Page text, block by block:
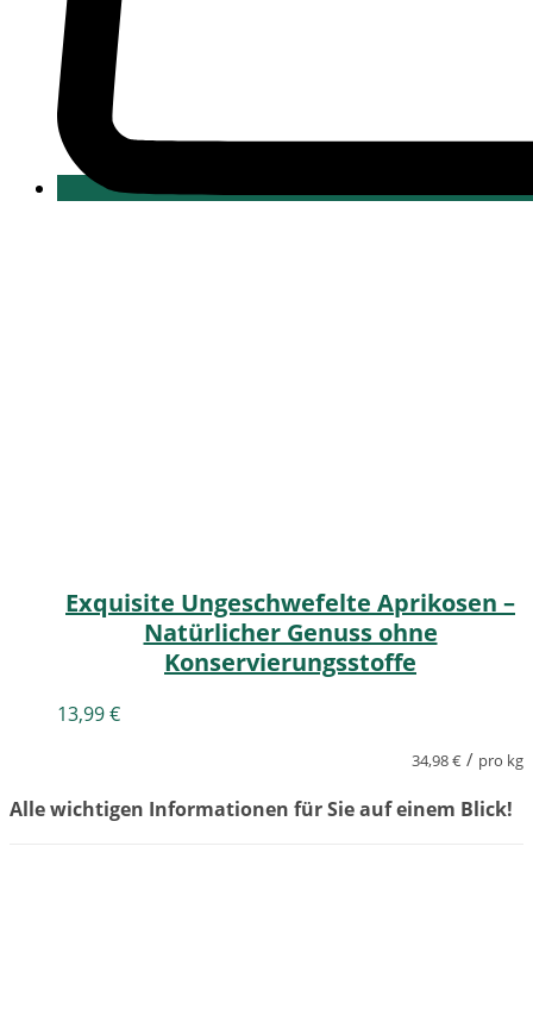
Exquisite Ungeschwefelte Aprikosen –
Natürlicher Genuss ohne
Konservierungsstoffe
13,99€
34,98€ / pro kg
Alle wichtigen Informationen für Sie auf einem Blick!